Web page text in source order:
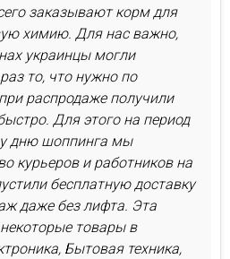
заказывают корм для
химию. Для нас важно,
украинцы могли
то, что нужно по
распродаже получили
Для этого на период
дню шоппинга мы
курьеров и работников на
бесплатную доставку
даже без лифта. Эта
некоторые товары в
Бытовая техника,